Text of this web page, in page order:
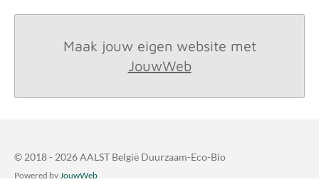
Maak jouw eigen website met
JouwWeb
© 2018 - 2026 AALST België Duurzaam-Eco-Bio
Powered by JouwWeb